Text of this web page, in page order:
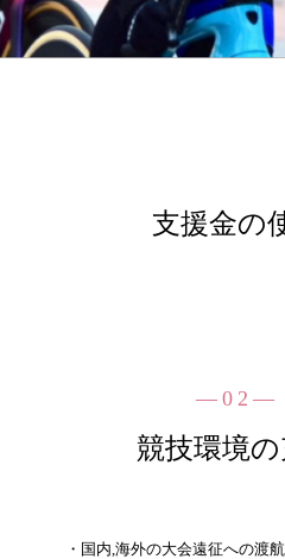
支援金の
―02―
競技環境
・国内,海外の大会遠征への渡